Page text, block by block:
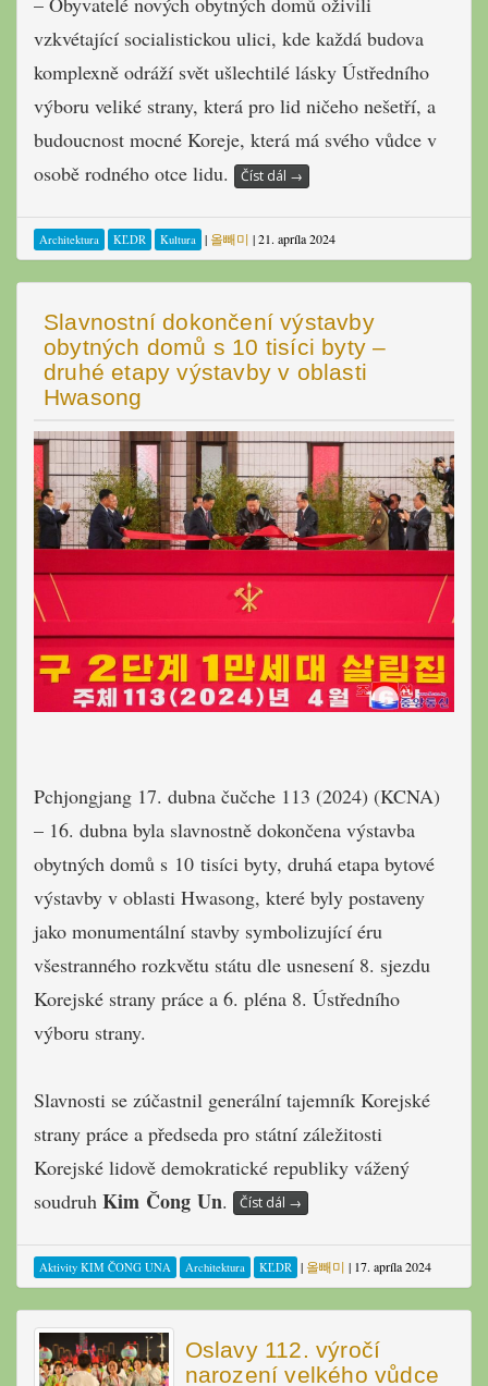
vzkvétající socialistickou ulici, kde každá budova
komplexně odráží svět ušlechtilé lásky Ústředního
výboru veliké strany, která pro lid ničeho nešetří, a
budoucnost mocné Koreje, která má svého vůdce v
osobě rodného otce lidu.
Číst dál →
Architektura KĽDR Kultura | 올빼미 |21. apríla 2024
Slavnostní dokončení výstavby
obytných domů s 10 tisíci byty –
druhé etapy výstavby v oblasti
Hwasong
Pchjongjang 17. dubna čučche 113 (2024) (KCNA)
– 16. dubna byla slavnostně dokončena výstavba
obytných domů s 10 tisíci byty, druhá etapa bytové
výstavby v oblasti Hwasong, které byly postaveny
jako monumentální stavby symbolizující éru
všestranného rozkvětu státu dle usnesení 8. sjezdu
Korejské strany práce a 6. pléna 8. Ústředního
výboru strany.
Slavnosti se zúčastnil generální tajemník Korejské
strany práce a předseda pro státní záležitosti
Korejské lidově demokratické republiky vážený
soudruh Kim Čong Un. Číst dál →
Aktivity KIM ČONG UNA Architektura KĽDR | 올빼미 | 17. apríla 2024
Oslavy 112. výročí
narození velkého vůdce